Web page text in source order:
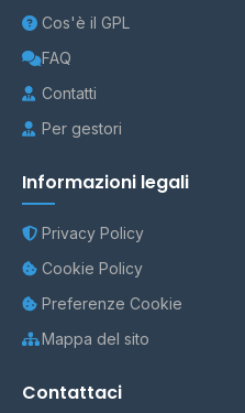
Cos'è il GPL
FAQ
Contatti
Per gestori
Informazioni legali
Privacy Policy
Cookie Policy
Preferenze Cookie
Mappa del sito
Contattaci